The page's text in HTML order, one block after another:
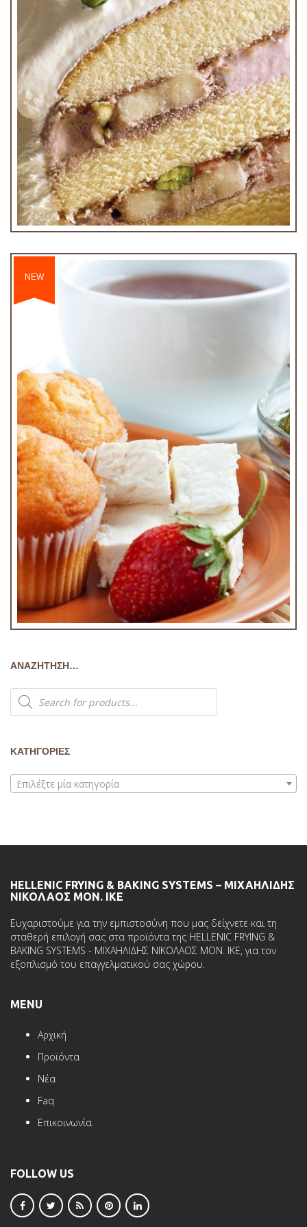
Cinnamon Yogurt
€3.75
NEW
Minimuffin
€2.75
ΑΝΑΖΉΤΗΣΗ…
Products
search
ΚΑΤΗΓΟΡΙΕΣ
Επιλέξτε μία κατηγορία
HELLENIC FRYING & BAKING SYSTEMS – ΜΙΧΑΗΛΙΔΗΣ
ΝΙΚΟΛΑΟΣ ΜΟΝ. ΙΚΕ
Ευχαριστούμε για την εμπιστοσύνη που μας δείχνετε και τη
σταθερή επιλογή σας στα προϊόντα της HELLENIC FRYING &
BAKING SYSTEMS - ΜΙΧΑΗΛΙΔΗΣ ΝΙΚΟΛΑΟΣ ΜΟΝ. ΙΚΕ, για τον
εξοπλισμό του επαγγελματικού σας χώρου.
MENU
Αρχική
Προϊόντα
Νέα
Faq
Επικοινωνία
FOLLOW US